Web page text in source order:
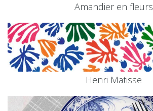
Amandier en fleurs
Henri Matisse